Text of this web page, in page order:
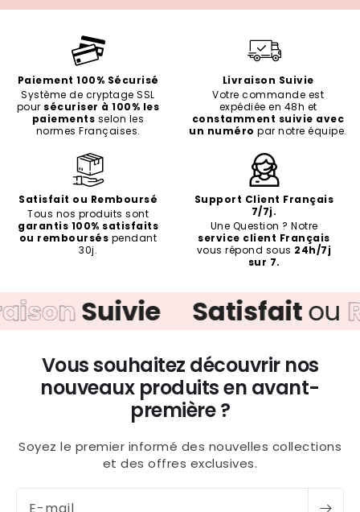
Paiement 100% Sécurisé
Système de cryptage SSL
pour sécuriser à 100% les
paiements selon les
normes Françaises.
Livraison Suivie
Votre commande est
expédiée en 48h et
constamment suivie avec
un numéro par notre équipe.
Satisfait ou Remboursé
Tous nos produits sont
garantis 100% satisfaits
ou remboursés pendant
30j.
Support Client Français
7/7j.
Une Question ? Notre
service client Français
vous répond sous 24h/7j
sur 7.
Suivie Satisfaitou
Vous souhaitez découvrir nos
nouveaux produits en avant-
première ?
Soyez le premier informé des nouvelles collections
et des offres exclusives.
E-mail
Allaitez sereinement dès le
1er jour 🌸
Recevez gratuitement notre guide "5 essentiels
pour démarrer l'allaitement sans stress" —
adopté par +1 000 mamans.
Recevoir mon guide gratuit →